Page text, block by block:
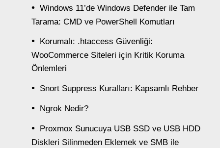
Windows 11’de Windows Defender ile Tam
Tarama: CMD ve PowerShell Komutları
Korumalı: .htaccess Güvenliği:
WooCommerce Siteleri için Kritik Koruma
Önlemleri
Snort Suppress Kuralları: Kapsamlı Rehber
Ngrok Nedir?
Proxmox Sunucuya USB SSD ve USB HDD
Diskleri Silinmeden Eklemek ve SMB ile